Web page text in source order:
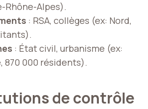
Rhône-Alpes).
: RSA, collèges (ex: Nord,
: État civil, urbanisme (ex:
870 000 résidents).
de contrôle